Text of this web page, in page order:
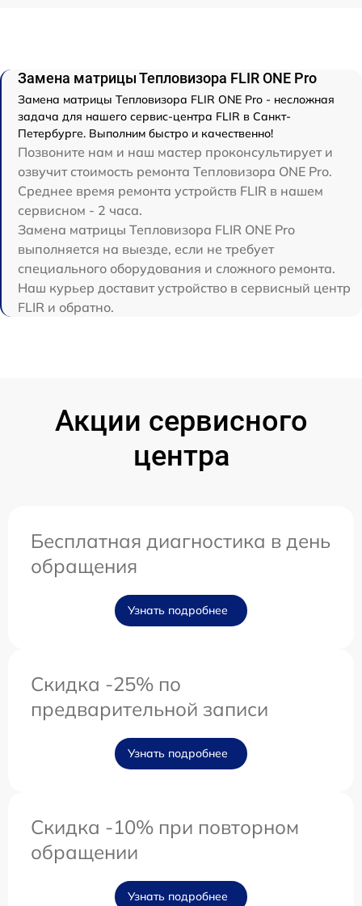
Замена матрицы Тепловизора FLIR ONE Pro
Замена матрицы Тепловизора FLIR ONE Pro - несложная
задача для нашего сервис-центра FLIR в Санкт-
Петербурге. Выполним быстро и качественно!
Позвоните нам и наш мастер проконсультирует и
озвучит стоимость ремонта Тепловизора ONE Pro.
Среднее время ремонта устройств FLIR в нашем
сервисном - 2 часа.
Замена матрицы Тепловизора FLIR ONE Pro
выполняется на выезде, если не требует
специального оборудования и сложного ремонта.
Наш курьер доставит устройство в сервисный центр
FLIR и обратно.
Акции сервисного
центра
Бесплатная диагностика в день
обращения
Узнать подробнее
Скидка -25% по
предварительной записи
Узнать подробнее
Скидка -10% при повторном
обращении
Узнать подробнее